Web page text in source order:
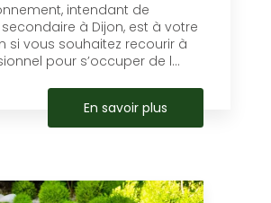
intendant de
à Dijon, est à votre
si vous souhaitez recourir à
pour s’occuper de l...
En savoir plus